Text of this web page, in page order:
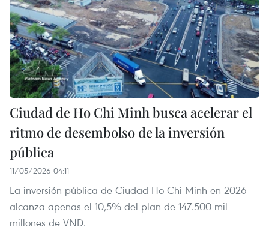
Ciudad de Ho Chi Minh busca acelerar el
ritmo de desembolso de la inversión
pública
11/05/2026 04:11
La inversión pública de Ciudad Ho Chi Minh en 2026
alcanza apenas el 10,5% del plan de 147.500 mil
millones de VND.